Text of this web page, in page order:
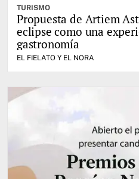
TURISMO
Propuesta de Artiem
eclipse como una
gastronomía
EL FIELATO Y EL NORA